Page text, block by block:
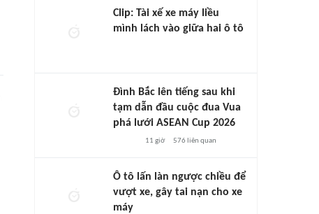
Clip: Tài xế xe máy liều
mình lách vào giữa hai ô tô
Đình Bắc lên tiếng sau khi
tạm dẫn đầu cuộc đua Vua
phá lưới ASEAN Cup 2026
11 giờ 576 liên quan
Ô tô lấn làn ngược chiều để
vượt xe, gây tai nạn cho xe
máy